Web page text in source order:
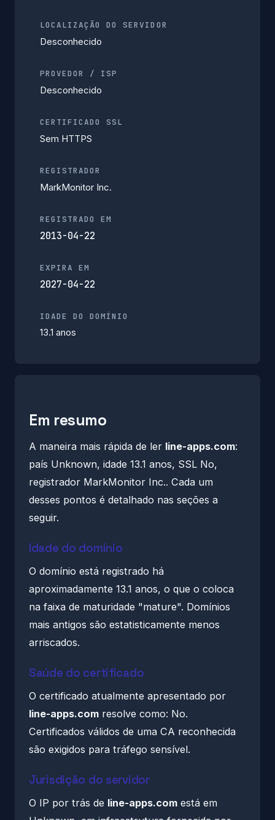
LOCALIZAÇÃO DO SERVIDOR
Desconhecido
PROVEDOR / ISP
Desconhecido
CERTIFICADO SSL
Sem HTTPS
REGISTRADOR
MarkMonitor Inc.
REGISTRADO EM
2013-04-22
EXPIRA EM
2027-04-22
IDADE DO DOMÍNIO
13.1 anos
Em resumo
A maneira mais rápida de ler line-apps.com:
país Unknown, idade 13.1 anos, SSL No,
registrador MarkMonitor Inc.. Cada um
desses pontos é detalhado nas seções a
seguir.
Idade do domínio
O domínio está registrado há
aproximadamente 13.1 anos, o que o coloca
na faixa de maturidade "mature". Domínios
mais antigos são estatisticamente menos
arriscados.
Saúde do certificado
O certificado atualmente apresentado por
line-apps.com resolve como: No.
Certificados válidos de uma CA reconhecida
são exigidos para tráfego sensível.
Jurisdição do servidor
O IP por trás de line-apps.com está em